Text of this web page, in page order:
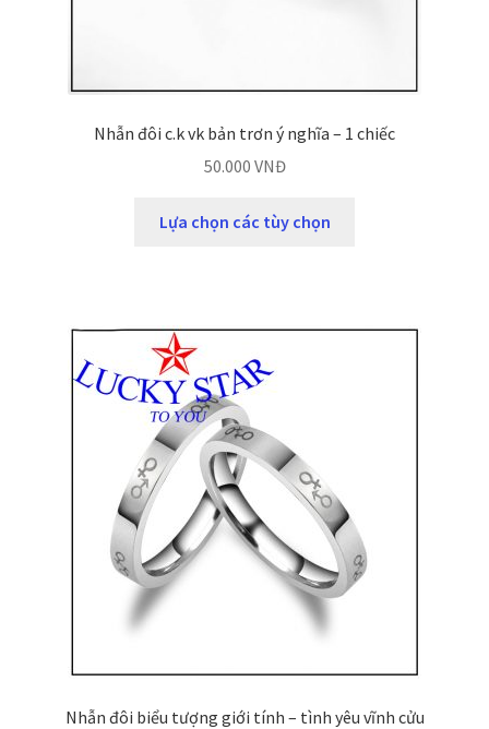
Nhẫn đôi c.k vk bản trơn ý nghĩa – 1 chiếc
50.000 VNĐ
Lựa chọn các tùy chọn
Nhẫn đôi biểu tượng giới tính – tình yêu vĩnh cửu